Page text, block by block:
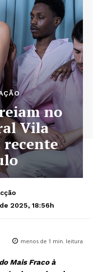
no
Vila
recente
2025, 18:56h
menos de 1 min. leitura
Mais Fraco à